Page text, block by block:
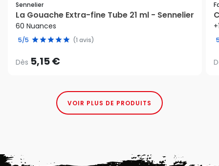
Sennelier
La Gouache Extra-fine Tube 21 ml - Sennelier
60 Nuances
5/5 (1 avis)
Dès 5,15 €
VOIR PLUS DE PRODUITS